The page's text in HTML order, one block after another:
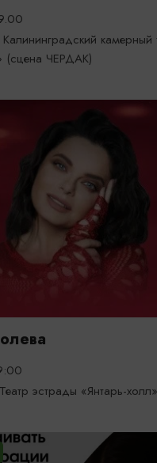
камерный
(сцена ЧЕРДАК)
эстрады «Янтарь-холл»